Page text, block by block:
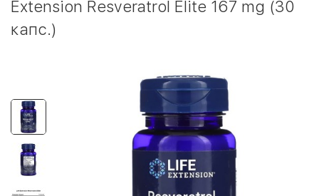
Extension Resveratrol Elite 167 mg (30
капс.)